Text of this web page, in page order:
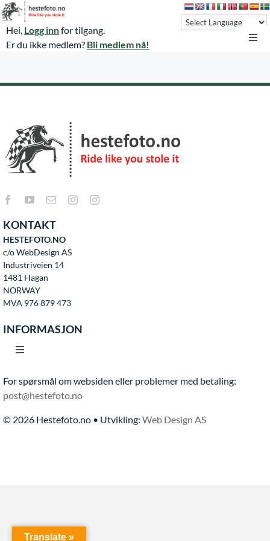
Skip
to
content
Hei, Logg innfor tilgang.
Er du ikke medlem? Bli medlem nå!
NoARK
Sverige
Søk
Agria Oslo Horse Show 2023
Bli medlem
Kontakt oss
KONTAKT
HESTEFOTO.NO
c/o WebDesign AS
Industriveien 14
1481 Hagan
NORWAY
MVA 976 879 473
INFORMASJON
Toggle
Hjem
Bruksvilkår
For spørsmål om websiden eller problemer med betaling:
post@hestefoto.no
© 2026 Hestefoto.no • Utvikling: Web Design AS
Translate »